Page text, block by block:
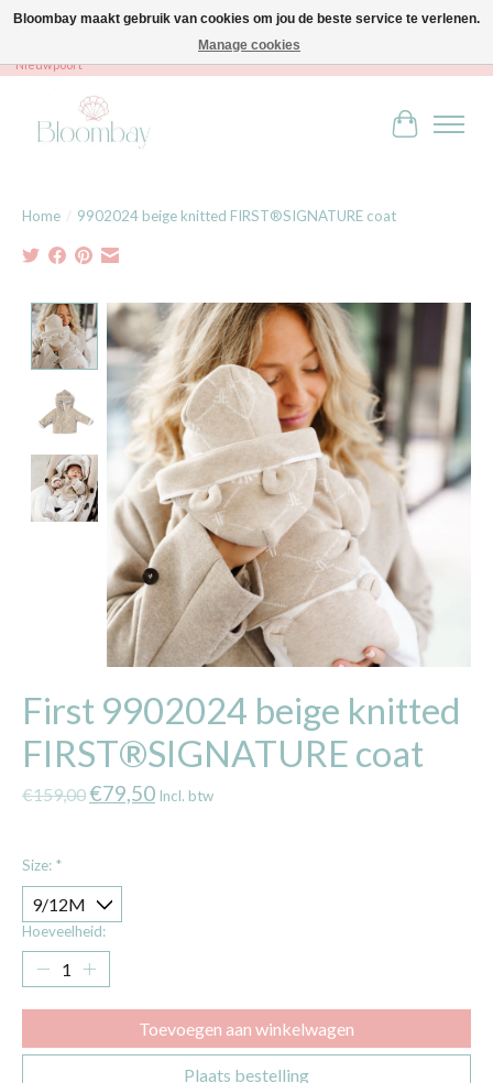
Bloombay - Babies & Kids - Bali home & interior - Robert Orlentpromenade 9A -
Nieuwpoort
Home / 9902024 beige knitted FIRST®SIGNATURE coat
Product image slideshow Items
First 9902024 beige knitted
FIRST®SIGNATURE coat
€159,00€79,50 Incl. btw
Size: *
Hoeveelheid:
Toevoegen aan winkelwagen
Plaats bestelling
Bloombay maakt gebruik van cookies om jou de beste service te verlenen.
Manage cookies